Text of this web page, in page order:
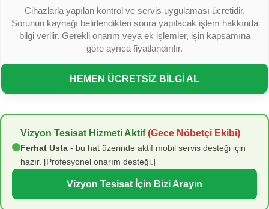
Cihazlarla yapılan kontrol ve servis uygulaması ücretidir.
Sorunun kaynağı belirlendikten sonra yapılacak işlem hakkında
bilgi verilir. Gerekli onarım veya ek işlemler, işin kapsamına
göre ayrıca fiyatlandırılır.
HEMEN ÜCRETSİZ BİLGİ AL
Vizyon Tesisat Hizmeti Aktif(Gece Nöbetçi Ekibi)
Ferhat Usta - bu hat üzerinde aktif mobil servis desteği için
hazır. [Profesyonel onarım desteği.]
Vizyon Tesisat İçin Bizi Arayın